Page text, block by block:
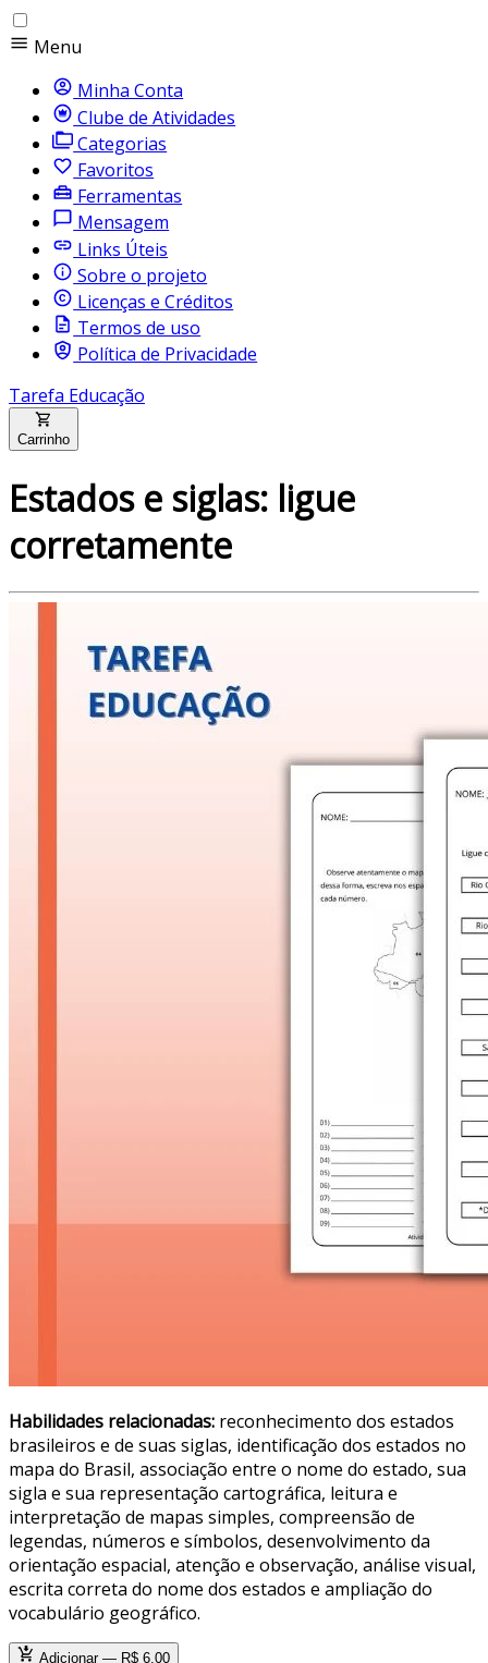
Menu
Minha Conta
Clube de Atividades
Categorias
Favoritos
Ferramentas
Mensagem
Links Úteis
Sobre o projeto
Licenças e Créditos
Termos de uso
Política de Privacidade
Tarefa Educação
Carrinho
Estados e siglas: ligue
corretamente
Habilidades relacionadas: reconhecimento dos estados
brasileiros e de suas siglas, identificação dos estados no
mapa do Brasil, associação entre o nome do estado, sua
sigla e sua representação cartográfica, leitura e
interpretação de mapas simples, compreensão de
legendas, números e símbolos, desenvolvimento da
orientação espacial, atenção e observação, análise visual,
escrita correta do nome dos estados e ampliação do
vocabulário geográfico.
Adicionar — R$ 6,00